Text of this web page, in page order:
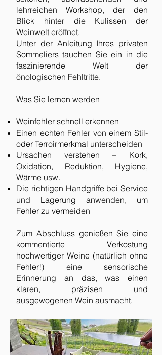
lehrreichen Workshop, der den
Blick hinter die Kulissen der
Weinwelt eröffnet.
Unter der Anleitung Ihres privaten
Sommeliers tauchen Sie ein in die
faszinierende Welt der
önologischen Fehltritte.
Was Sie lernen werden
Weinfehler schnell erkennen
Einen echten Fehler von einem Stil-
oder Terroirmerkmal unterscheiden
Ursachen verstehen – Kork,
Oxidation, Reduktion, Hygiene,
Wärme usw.
Die richtigen Handgriffe bei Service
und Lagerung anwenden, um
Fehler zu vermeiden
Zum Abschluss genießen Sie eine
kommentierte Verkostung
hochwertiger Weine (natürlich ohne
Fehler!) eine sensorische
Erinnerung an das, was einen
klaren, präzisen und
ausgewogenen Wein ausmacht.